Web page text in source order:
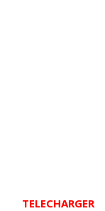
TELECHARGER